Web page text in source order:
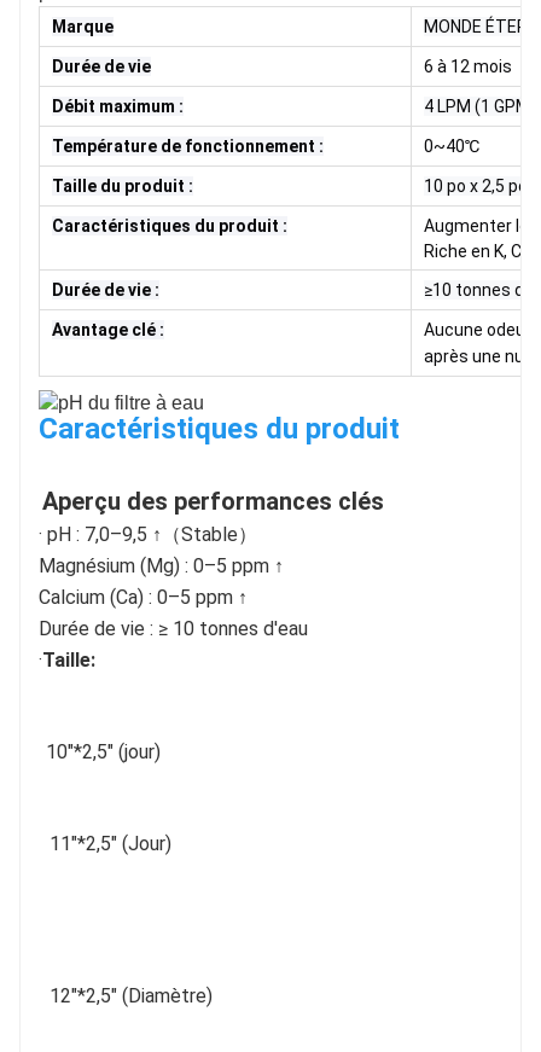
Marque MONDE
Durée de vie 6 à 12 mois
Débit maximum : 4 LPM (1 GPM)
Température de fonctionnement : 0~40℃
Taille du produit : 10 po x 2,5 po
Caractéristiques du produit :
Augmenter le
Riche en K,
Durée de vie :
≥10 tonnes
Avantage clé :
Aucune odeur
après une nuit
Caractéristiques du produit
Aperçu des performances clés
· pH : 7,0–9,5 ↑（Stable）
Magnésium (Mg) : 0–5 ppm ↑
Calcium (Ca) : 0–5 ppm ↑
Durée de vie : ≥ 10 tonnes d'eau
·Taille:
10"*2,5" (jour)
11"*2,5" (Jour)
12"*2,5" (Diamètre)